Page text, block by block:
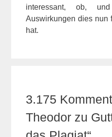
interessant, ob,
Auswirkungen dies nun
hat.
3.175
Theodor zu